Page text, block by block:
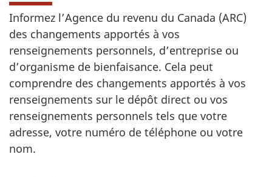
Informez l’Agence du revenu du Canada (ARC)
des changements apportés à vos
renseignements personnels, d’entreprise ou
d’organisme de bienfaisance. Cela peut
comprendre des changements apportés à vos
renseignements sur le dépôt direct ou vos
renseignements personnels tels que votre
adresse, votre numéro de téléphone ou votre
nom.